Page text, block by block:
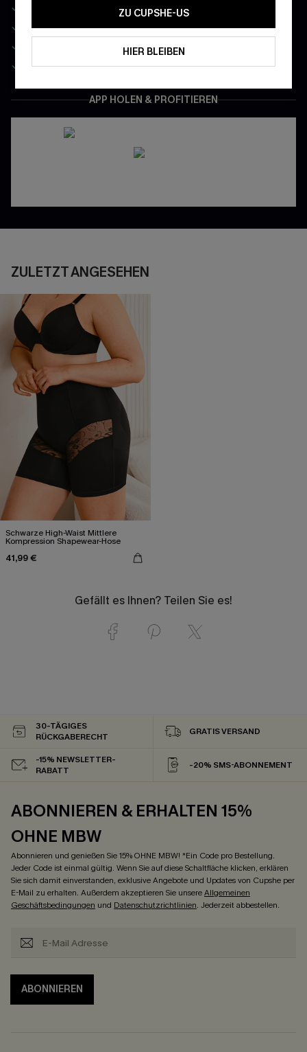
-10% ohne MBW auf Ihre erste Bestellung
Exklusiv: Ihr monatlicher Mitgliedertag
Gratis Versand für NeukundInnen
APP HOLEN & PROFITIEREN
ZULETZT ANGESEHEN
Schwarze High-Waist Mittlere
Kompression Shapewear-Hose
41,99 €
Gefällt es Ihnen? Teilen Sie es!
ZU CUPSHE-US
HIER BLEIBEN
30-TÄGIGES
RÜCKGABERECHT
GRATIS VERSAND
-15% NEWSLETTER-
RABATT
-20% SMS-ABONNEMENT
ABONNIEREN & ERHALTEN 15%
OHNE MBW
Abonnieren und genießen Sie 15% OHNE MBW! *Ein Code pro Bestellung.
Jeder Code ist einmal gültig. Wenn Sie auf diese Schaltfläche klicken, erklären
Sie sich damit einverstanden, exklusive Angebote und Updates von Cupshe per
E-Mail zu erhalten. Außerdem akzeptieren Sie unsereAllgemeinen
Geschäftsbedingungen und Datenschutzrichtlinien. Jederzeit abbestellen.
ABONNIEREN